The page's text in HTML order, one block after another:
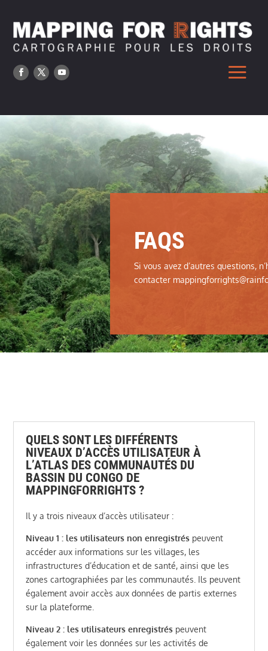
FAQS
Si vous avez d’autres questions,
contacter
QUELS SONT LES DIFFÉRENTS
NIVEAUX D’ACCÈS UTILISATEUR À
L’ATLAS DES COMMUNAUTÉS DU
BASSIN DU CONGO DE
MAPPINGFORRIGHTS ?
Il y a trois niveaux d’accès utilisateur :
Niveau 1 : les utilisateurs non enregistrés peuvent
accéder aux informations sur les villages, les
infrastructures d’éducation et de santé, ainsi que les
zones cartographiées par les communautés. Ils peuvent
également avoir accès aux données de partis externes
sur la plateforme.
Niveau 2 : les utilisateurs enregistrés peuvent
également voir les données sur les activités de